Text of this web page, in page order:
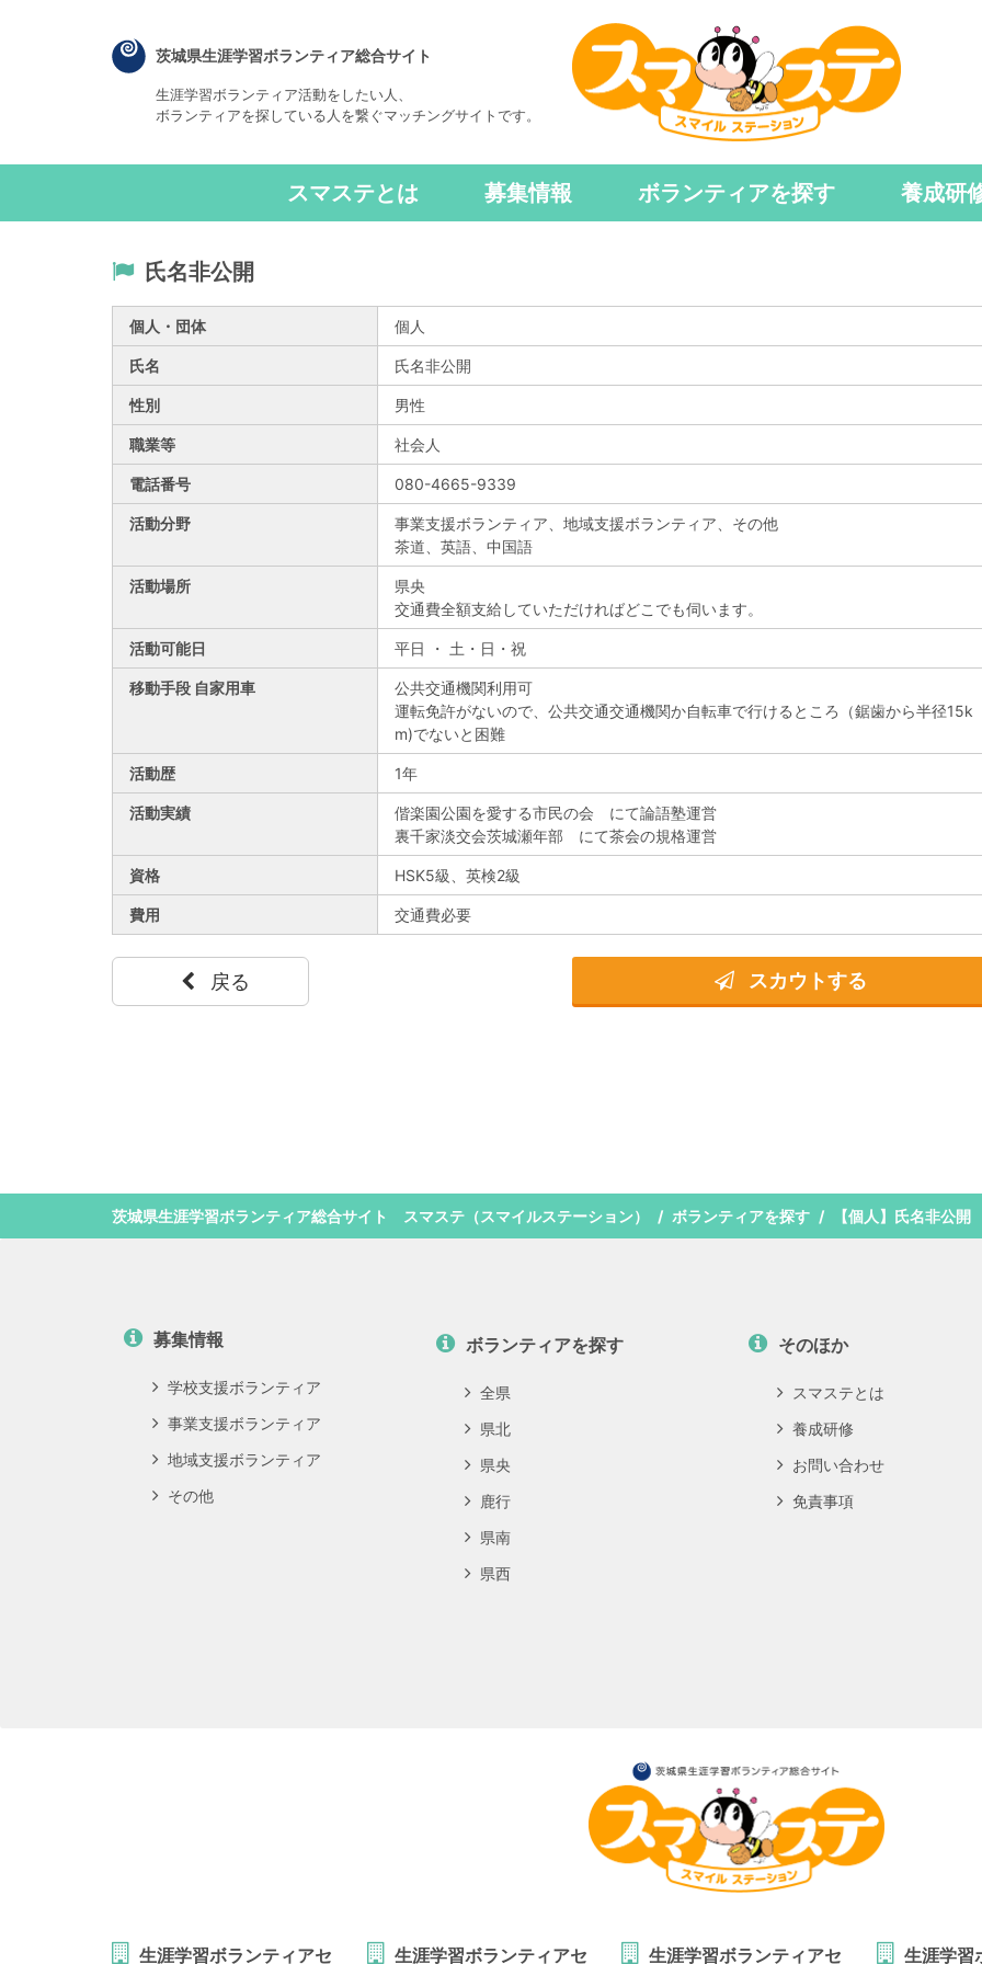
茨城県生涯学習ボランティア総合サイト
生涯学習ボランティア活動をしたい人、
ボランティアを探している人を繋ぐマッチングサイトです。
スマステとは 募集情報 ボランティアを探す 養成研
氏名非公開
個人・団体 個人
氏名 氏名非公開
性別 男性
職業等 社会人
電話番号 080-4665-9339
活動分野
事業支援ボランティア、地域支援ボランティア、その他
茶道、英語、中国語
活動場所
県央
交通費全額支給していただければどこでも伺います。
活動可能日 平日 ・ 土・日・祝
移動手段 自家用車
公共交通機関利用可
運転免許がないので、公共交通交通機関か自転車で行けるところ（鋸歯から半径15k
m)でないと困難
活動歴 1年
活動実績
偕楽園公園を愛する市民の会 にて論語塾運営
裏千家淡交会茨城瀬年部 にて茶会の規格運営
資格 HSK5級、英検2級
費用 交通費必要
戻る スカウトする
茨城県生涯学習ボランティア総合サイト スマステ（スマイルステーション） ボランティアを探す 【個人】氏名非公開
募集情報
学校支援ボランティア
事業支援ボランティア
地域支援ボランティア
その他
ボランティアを探す
全県
県北
県央
鹿行
県南
県西
そのほか
スマステとは
養成研修
お問い合わせ
免責事項
生涯学習ボランティアセ 生涯学習ボランティアセ 生涯学習ボランティアセ 生涯学習